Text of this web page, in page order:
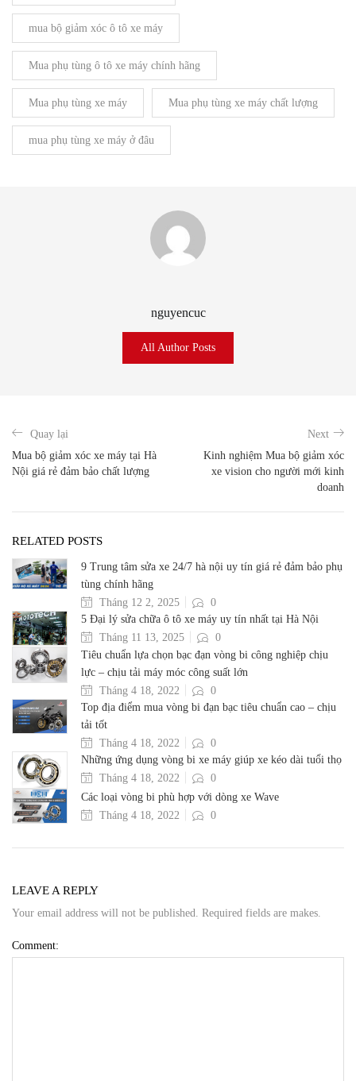
mua bộ giảm xóc ô tô xe máy
Mua phụ tùng ô tô xe máy chính hãng
Mua phụ tùng xe máy Mua phụ tùng xe máy chất lượng
mua phụ tùng xe máy ở đâu
nguyencuc
All Author Posts
Quay lại
Mua bộ giảm xóc xe máy tại Hà
Nội giá rẻ đảm bảo chất lượng
Next
Kinh nghiệm Mua bộ giảm xóc
xe vision cho người mới kinh
doanh
RELATED POSTS
9 Trung tâm sửa xe 24/7 hà nội uy tín giá rẻ đảm bảo phụ
tùng chính hãng
Tháng 12 2, 2025
0
5 Đại lý sửa chữa ô tô xe máy uy tín nhất tại Hà Nội
Tháng 11 13, 2025
0
Tiêu chuẩn lựa chọn bạc đạn vòng bi công nghiệp chịu
lực – chịu tải máy móc công suất lớn
Tháng 4 18, 2022
0
Top địa điểm mua vòng bi đạn bạc tiêu chuẩn cao – chịu
tải tốt
Tháng 4 18, 2022
0
Những ứng dụng vòng bi xe máy giúp xe kéo dài tuổi thọ
Tháng 4 18, 2022
0
Các loại vòng bi phù hợp với dòng xe Wave
Tháng 4 18, 2022
0
LEAVE A REPLY
Your email address will not be published. Required fields are makes.
Comment: